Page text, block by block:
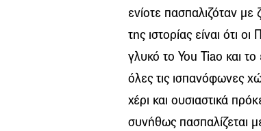
ενίοτε πασπαλιζόταν
της ιστορίας είναι ότι
γλυκό το You Tiao και
όλες τις ισπανόφωνες
χέρι και ουσιαστικά
συνήθως πασπαλίζεται